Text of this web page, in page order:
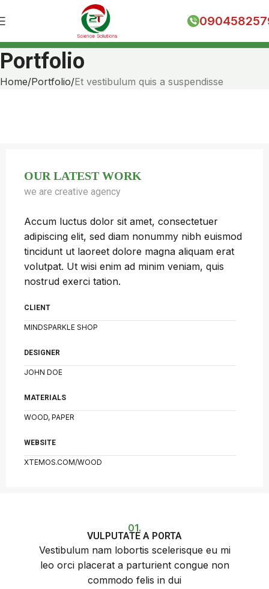
Portfolio
Home Portfolio Et vestibulum quis a suspendisse
OUR LATEST WORK
we are creative agency
Accum luctus dolor sit amet, consectetuer
adipiscing elit, sed diam nonummy nibh euismod
tincidunt ut laoreet dolore magna aliquam erat
volutpat. Ut wisi enim ad minim veniam, quis
nostrud exerci tation.
CLIENT
MINDSPARKLE SHOP
DESIGNER
JOHN DOE
MATERIALS
WOOD, PAPER
WEBSITE
XTEMOS.COM/WOOD
01.
VULPUTATE A PORTA
Vestibulum nam lobortis scelerisque eu mi
leo orci placerat a parturient congue non
commodo felis in dui